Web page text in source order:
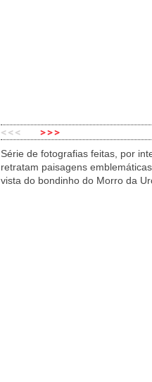
Série de fotografias feitas, por
retratam paisagens
vista do bondinho do Morro da